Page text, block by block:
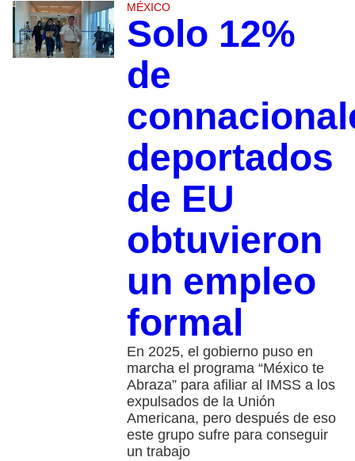
MÉXICO
Solo 12%
de
deportados
de EU
obtuvieron
un empleo
formal
En 2025, el gobierno puso en
marcha el programa “México te
Abraza” para afiliar al IMSS a los
expulsados de la Unión
Americana, pero después de eso
este grupo sufre para conseguir
un trabajo